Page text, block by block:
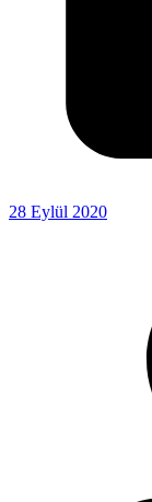
28 Eylül 2020